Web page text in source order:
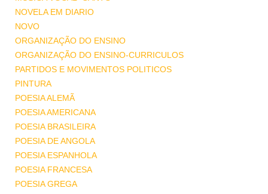
NOVELA EM DIARIO
NOVO
ORGANIZAÇÃO DO ENSINO
ORGANIZAÇÃO DO ENSINO-CURRICULOS
PARTIDOS E MOVIMENTOS POLITICOS
PINTURA
POESIA ALEMÃ
POESIA AMERICANA
POESIA BRASILEIRA
POESIA DE ANGOLA
POESIA ESPANHOLA
POESIA FRANCESA
POESIA GREGA